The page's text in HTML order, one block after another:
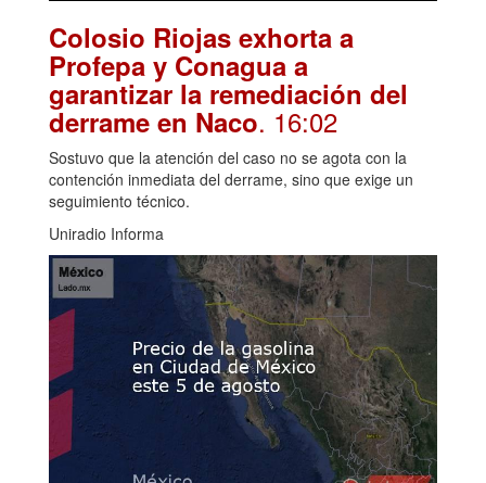
Colosio Riojas exhorta a
Profepa y Conagua a
garantizar la remediación del
derrame en Naco. 16:02
Sostuvo que la atención del caso no se agota con la
contención inmediata del derrame, sino que exige un
seguimiento técnico.
Uniradio Informa